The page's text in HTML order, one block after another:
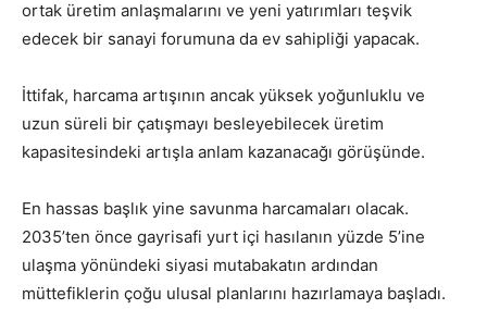
ortak üretim anlaşmalarını ve yeni yatırımları teşvik
edecek bir sanayi forumuna da ev sahipliği yapacak.
İttifak, harcama artışının ancak yüksek yoğunluklu ve
uzun süreli bir çatışmayı besleyebilecek üretim
kapasitesindeki artışla anlam kazanacağı görüşünde.
En hassas başlık yine savunma harcamaları olacak.
2035’ten önce gayrisafi yurt içi hasılanın yüzde 5’ine
ulaşma yönündeki siyasi mutabakatın ardından
müttefiklerin çoğu ulusal planlarını hazırlamaya başladı.